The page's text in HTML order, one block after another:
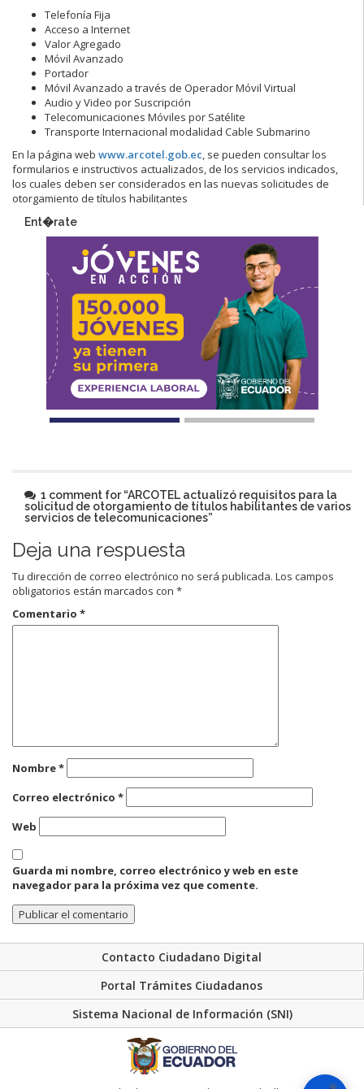
Telefonía Fija
Acceso a Internet
Valor Agregado
Móvil Avanzado
Portador
Móvil Avanzado a través de Operador Móvil Virtual
Audio y Video por Suscripción
Telecomunicaciones Móviles por Satélite
Transporte Internacional modalidad Cable Submarino
En la página web www.arcotel.gob.ec, se pueden consultar los
formularios e instructivos actualizados, de los servicios indicados,
los cuales deben ser considerados en las nuevas solicitudes de
otorgamiento de títulos habilitantes
Ent�rate
1 comment for “ARCOTEL actualizó requisitos para la
solicitud de otorgamiento de títulos habilitantes de varios
servicios de telecomunicaciones”
Deja una respuesta
Tu dirección de correo electrónico no será publicada. Los campos
obligatorios están marcados con *
Comentario *
Nombre*
Correo electrónico *
Web
Guarda mi nombre, correo electrónico y web en este
navegador para la próxima vez que comente.
Contacto Ciudadano Digital
Portal Trámites Ciudadanos
Sistema Nacional de Información (SNI)